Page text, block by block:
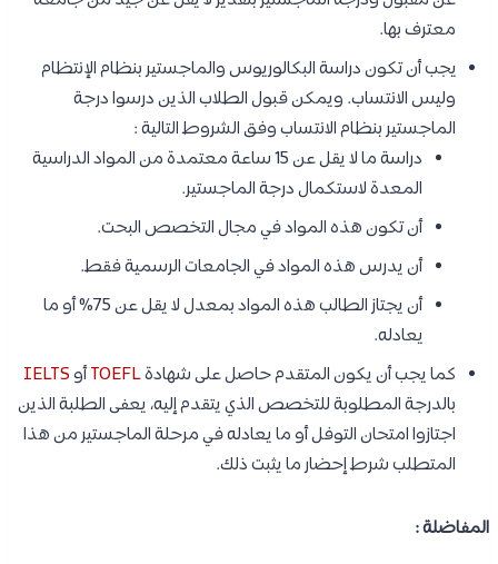
معترف بها.
يجب أن تكون دراسة البكالوريوس والماجستير بنظام الإنتظام
وليس الانتساب. ويمكن قبول الطلاب الذين درسوا درجة
الماجستير بنظام الانتساب وفق الشروط التالية :
دراسة ما لا يقل عن 15 ساعة معتمدة من المواد الدراسية
المعدة لاستكمال درجة الماجستير.
أن تكون هذه المواد في مجال التخصص البحت.
أن يدرس هذه المواد في الجامعات الرسمية فقط.
أن يجتاز الطالب هذه المواد بمعدل لا يقل عن 75% أو ما
يعادله.
كما يجب أن يكون المتقدم حاصل على شهادةTOEFLأوIELTS
بالدرجة المطلوبة للتخصص الذي يتقدم إليه، يعفى الطلبة الذين
اجتازوا امتحان التوفل أو ما يعادله في مرحلة الماجستير من هذا
المتطلب شرط إحضار ما يثبت ذلك.
المفاضلة :